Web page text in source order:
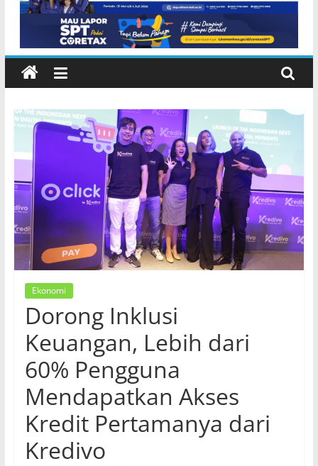
Ekonomi
Dorong Inklusi
Keuangan, Lebih dari
60% Pengguna
Mendapatkan Akses
Kredit Pertamanya dari
Kredivo